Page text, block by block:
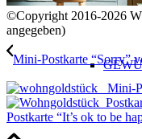
©Copyright 2016-2026
angegeben)
Mini-Postkarte “Sorry”
Postkarte “It’s ok to be